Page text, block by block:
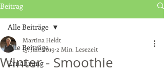
Beitrag
Alle Beiträge
Ernährung
Alle Beiträge
Winter - Smoothie
Martina Heldt
15. Jan. 2019 2 Min. Lesezeit